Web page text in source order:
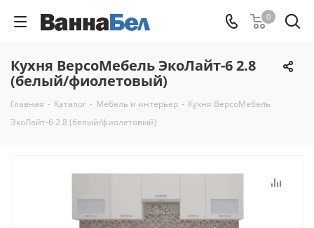
0
Кухня ВерсоМебель ЭкоЛайт-6 2.8
(белый/фиолетовый)
Главная - Каталог - Мебель и интерьер - Кухня ВерсоМебель
ЭкоЛайт-6 2.8 (белый/фиолетовый)